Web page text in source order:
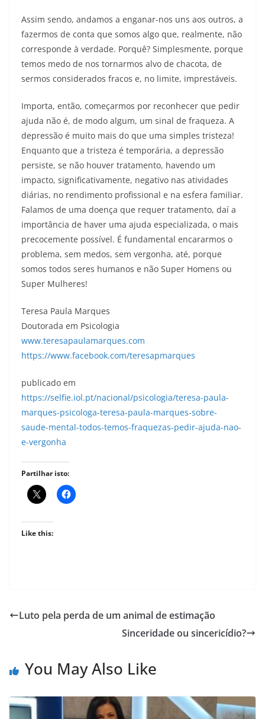
Assim sendo, andamos a enganar-nos uns aos outros, a
fazermos de conta que somos algo que, realmente, não
corresponde à verdade. Porquê? Simplesmente, porque
temos medo de nos tornarmos alvo de chacota, de
sermos considerados fracos e, no limite, imprestáveis.
Importa, então, começarmos por reconhecer que pedir
ajuda não é, de modo algum, um sinal de fraqueza. A
depressão é muito mais do que uma simples tristeza!
Enquanto que a tristeza é temporária, a depressão
persiste, se não houver tratamento, havendo um
impacto, significativamente, negativo nas atividades
diárias, no rendimento profissional e na esfera familiar.
Falamos de uma doença que requer tratamento, daí a
importância de haver uma ajuda especializada, o mais
precocemente possível. É fundamental encararmos o
problema, sem medos, sem vergonha, até, porque
somos todos seres humanos e não Super Homens ou
Super Mulheres!
Teresa Paula Marques
Doutorada em Psicologia
www.teresapaulamarques.com
https://www.facebook.com/teresapmarques
publicado em
https://selfie.iol.pt/nacional/psicologia/teresa-paula-
marques-psicologa-teresa-paula-marques-sobre-
saude-mental-todos-temos-fraquezas-pedir-ajuda-nao-
e-vergonha
Partilhar isto:
Like this:
Luto pela perda de um animal de estimação
Sinceridade ou sincericídio?
You May Also Like